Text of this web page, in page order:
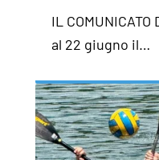
IL COMUNICATO
al 22 giugno il…